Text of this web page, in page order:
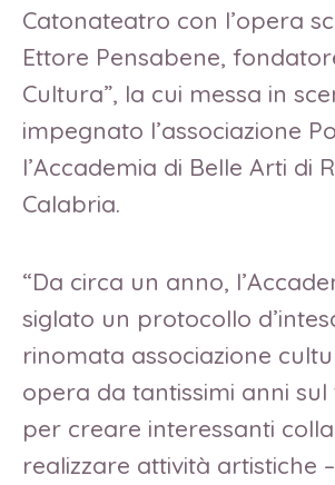
Catonateatro con l’opera
Ettore Pensabene,
Cultura”, la cui messa in
impegnato l’associazione
l’Accademia di Belle Arti di
Calabria.
“Da circa un anno,
siglato un protocollo
rinomata associazione
opera da tantissimi anni
per creare interessanti
realizzare attività artistiche